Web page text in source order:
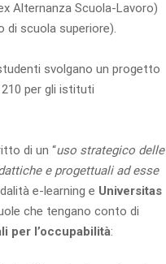
Alternanza Scuola-Lavoro)
di scuola superiore).
svolgano un progetto
per gli istituti
di un “uso strategico delle
e progettuali ad esse
e-learning e Universitas
che tengano conto di
per l’occupabilità: